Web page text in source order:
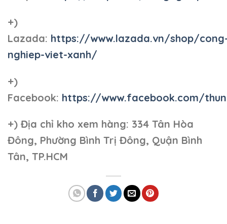
+)
Lazada: https://www.lazada.vn/shop/
nghiep-viet-xanh/
+)
Facebook: https://www.facebook.com/
+) Địa chỉ kho xem hàng: 334 Tân Hòa
Đông, Phường Bình Trị Đông, Quận Bình
Tân, TP.HCM